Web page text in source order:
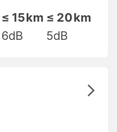
≤ 15km ≤ 20km
6dB 5dB